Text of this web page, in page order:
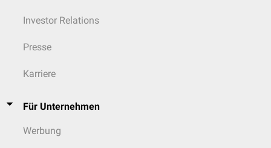
Investor Relations
Presse
Karriere
Für Unternehmen
Werbung